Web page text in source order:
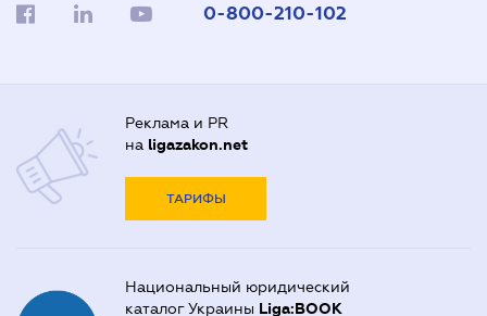
0-800-210-102
Реклама и PR
на ligazakon.net
ТАРИФЫ
Национальный юридический
каталог Украины Liga:BOOK